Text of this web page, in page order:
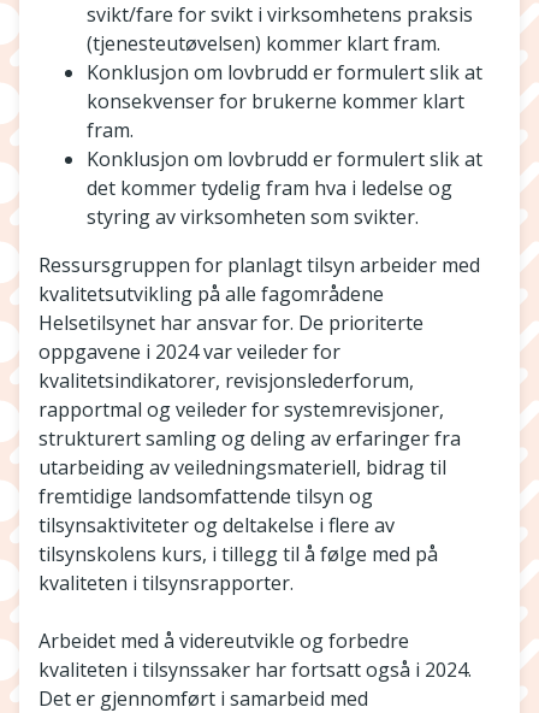
svikt/fare for svikt i virksomhetens praksis
(tjenesteutøvelsen) kommer klart fram.
Konklusjon om lovbrudd er formulert slik at
konsekvenser for brukerne kommer klart
fram.
Konklusjon om lovbrudd er formulert slik at
det kommer tydelig fram hva i ledelse og
styring av virksomheten som svikter.
Ressursgruppen for planlagt tilsyn arbeider med
kvalitetsutvikling på alle fagområdene
Helsetilsynet har ansvar for. De prioriterte
oppgavene i 2024 var veileder for
kvalitetsindikatorer, revisjonslederforum,
rapportmal og veileder for systemrevisjoner,
strukturert samling og deling av erfaringer fra
utarbeiding av veiledningsmateriell, bidrag til
fremtidige landsomfattende tilsyn og
tilsynsaktiviteter og deltakelse i flere av
tilsynskolens kurs, i tillegg til å følge med på
kvaliteten i tilsynsrapporter.
Arbeidet med å videreutvikle og forbedre
kvaliteten i tilsynssaker har fortsatt også i 2024.
Det er gjennomført i samarbeid med